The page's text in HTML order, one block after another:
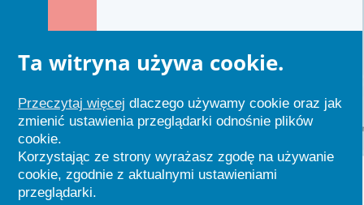
Ta witryna używa cookie.
Przeczytaj więcej dlaczego używamy cookie oraz jak
zmienić ustawienia przeglądarki odnośnie plików
cookie.
Korzystając ze strony wyrażasz zgodę na używanie
cookie, zgodnie z aktualnymi ustawieniami
przeglądarki.